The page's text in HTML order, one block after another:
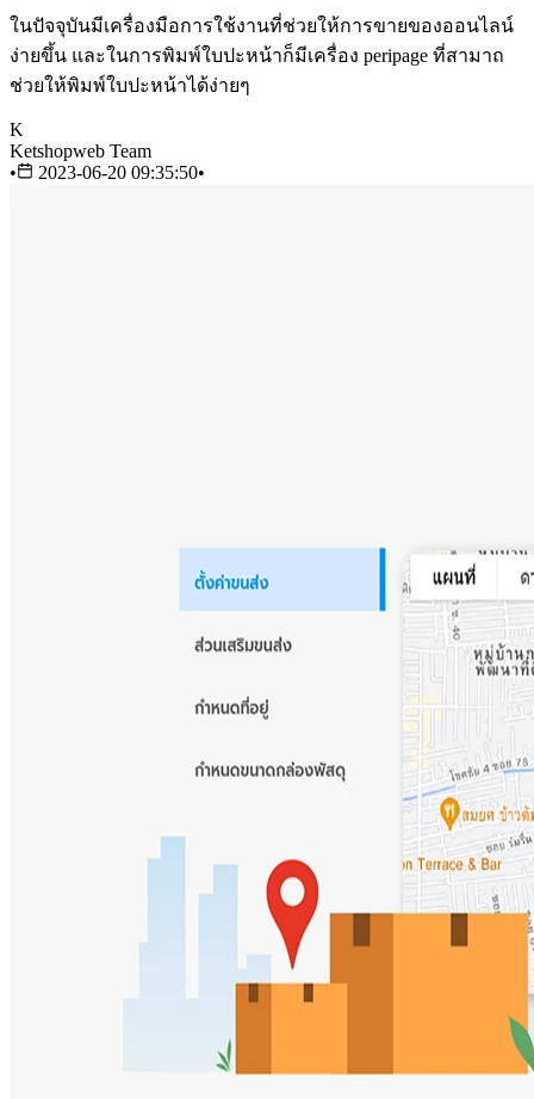
ในปัจจุบันมีเครื่องมือการใช้งานที่ช่วยให้การขายของออนไลน์
ง่ายขึ้น และในการพิมพ์ใบปะหน้าก็มีเครื่อง peripage ที่สามาถ
ช่วยให้พิมพ์ใบปะหน้าได้ง่ายๆ
K
Ketshopweb Team
•
2023-06-20 09:35:50•